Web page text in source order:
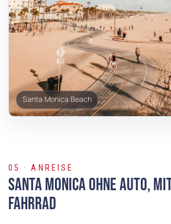
Santa Monica Beach
05 · ANREISE
Santa Monica ohne Auto,
Fahrrad